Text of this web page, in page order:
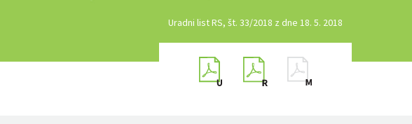
Uradni list RS, št. 33/2018 z dne 18. 5. 2018